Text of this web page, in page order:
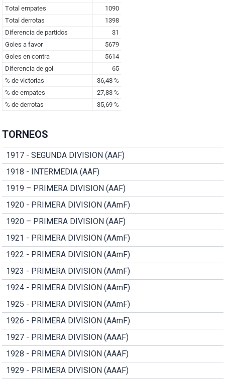
TORNEOS
1917 - SEGUNDA DIVISION (AAF)
1918 - INTERMEDIA (AAF)
1919 – PRIMERA DIVISION (AAF)
1920 - PRIMERA DIVISION (AAmF)
1920 – PRIMERA DIVISION (AAF)
1921 - PRIMERA DIVISION (AAmF)
1922 - PRIMERA DIVISION (AAmF)
1923 - PRIMERA DIVISION (AAmF)
1924 - PRIMERA DIVISION (AAmF)
1925 - PRIMERA DIVISION (AAmF)
1926 - PRIMERA DIVISION (AAmF)
1927 - PRIMERA DIVISION (AAAF)
1928 - PRIMERA DIVISION (AAAF)
1929 - PRIMERA DIVISION (AAAF)